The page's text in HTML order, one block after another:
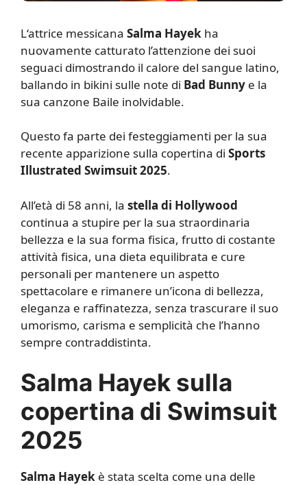
L‘attrice messicana Salma Hayek ha
nuovamente catturato l’attenzione dei suoi
seguaci dimostrando il calore del sangue latino,
ballando in bikini sulle note di Bad Bunny e la
sua canzone Baile inolvidable.
Questo fa parte dei festeggiamenti per la sua
recente apparizione sulla copertina di Sports
Illustrated Swimsuit 2025.
All’età di 58 anni, la stella di Hollywood
continua a stupire per la sua straordinaria
bellezza e la sua forma fisica, frutto di costante
attività fisica, una dieta equilibrata e cure
personali per mantenere un aspetto
spettacolare e rimanere un’icona di bellezza,
eleganza e raffinatezza, senza trascurare il suo
umorismo, carisma e semplicità che l’hanno
sempre contraddistinta.
Salma Hayek sulla
copertina di Swimsuit
2025
Salma Hayek è stata scelta come una delle